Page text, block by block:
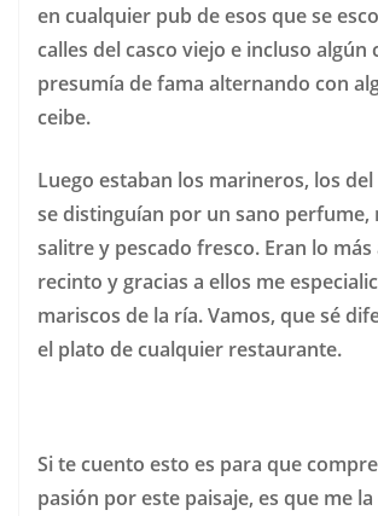
en cualquier pub de esos que se
calles del casco viejo e incluso algún
presumía de fama alternando con
ceibe.
Luego estaban los marineros, los
se distinguían por un sano perfume,
salitre y pescado fresco. Eran lo
recinto y gracias a ellos me
mariscos de la ría. Vamos, que sé
el plato de cualquier restaurante.
Si te cuento esto es para que
pasión por este paisaje, es que me